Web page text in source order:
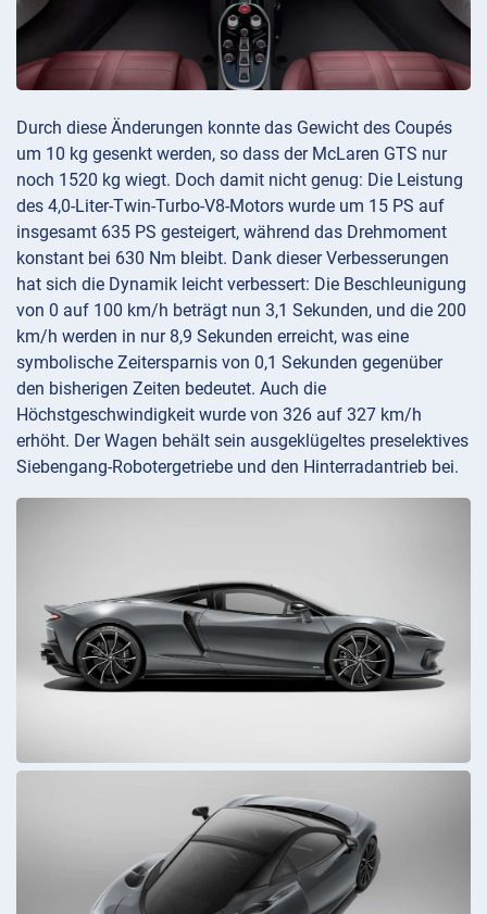
Durch diese Änderungen konnte das Gewicht des Coupés
um 10 kg gesenkt werden, so dass der McLaren GTS nur
noch 1520 kg wiegt. Doch damit nicht genug: Die Leistung
des 4,0-Liter-Twin-Turbo-V8-Motors wurde um 15 PS auf
insgesamt 635 PS gesteigert, während das Drehmoment
konstant bei 630 Nm bleibt. Dank dieser Verbesserungen
hat sich die Dynamik leicht verbessert: Die Beschleunigung
von 0 auf 100 km/h beträgt nun 3,1 Sekunden, und die 200
km/h werden in nur 8,9 Sekunden erreicht, was eine
symbolische Zeitersparnis von 0,1 Sekunden gegenüber
den bisherigen Zeiten bedeutet. Auch die
Höchstgeschwindigkeit wurde von 326 auf 327 km/h
erhöht. Der Wagen behält sein ausgeklügeltes preselektives
Siebengang-Robotergetriebe und den Hinterradantrieb bei.